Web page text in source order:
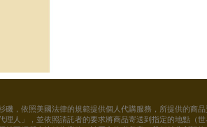
磯，依照美國法律的規範提供個人代購服務，所提供的商
理人」，並依照請託者的要求將商品寄送到指定的地點（